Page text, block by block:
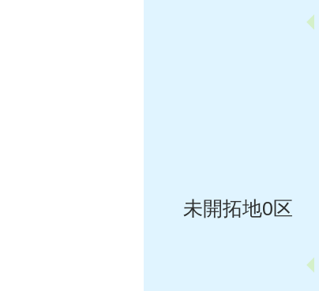
未開拓地0区